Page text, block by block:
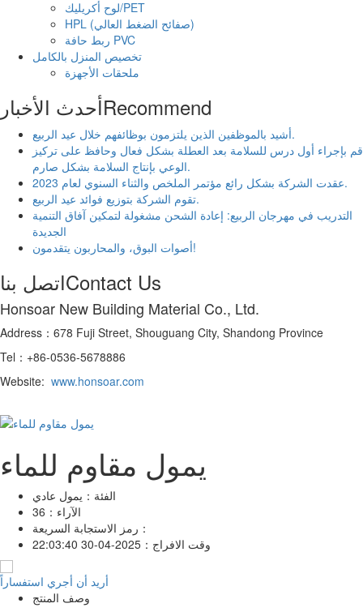
لوح أكريليك/PET
HPL (صفائح الضغط العالي)
ربط حافة PVC
تخصيص المنزل بالكامل
ملحقات الأجهزة
أحدث الأخبارRecommend
أشيد بالموظفين الذين يلتزمون بوظائفهم خلال عيد الربيع.
قم بإجراء أول درس للسلامة بعد العطلة بشكل فعال وحافظ على تركيز
الوعي بإنتاج السلامة بشكل صارم.
عقدت الشركة بشكل رائع مؤتمر الملخص والثناء السنوي لعام 2023.
تقوم الشركة بتوزيع فوائد عيد الربيع.
التدريب في مهرجان الربيع: إعادة الشحن مشغولة لتمكين آفاق التنمية
الجديدة
أصوات البوق، والمحاربون يتقدمون!
اتصل بناContact Us
Honsoar New Building Material Co., Ltd.
Address：678 Fuji Street, Shouguang City, Shandong Province
Tel：+86-0536-5678886
Website: www.honsoar.com
يمول مقاوم للماء
الفئة： يمول عادي
الآراء： 36
رمز الاستجابة السريعة：
وقت الافراج： 2025-04-30 22:03:40
أريد أن أجري استفساراً
وصف المنتج